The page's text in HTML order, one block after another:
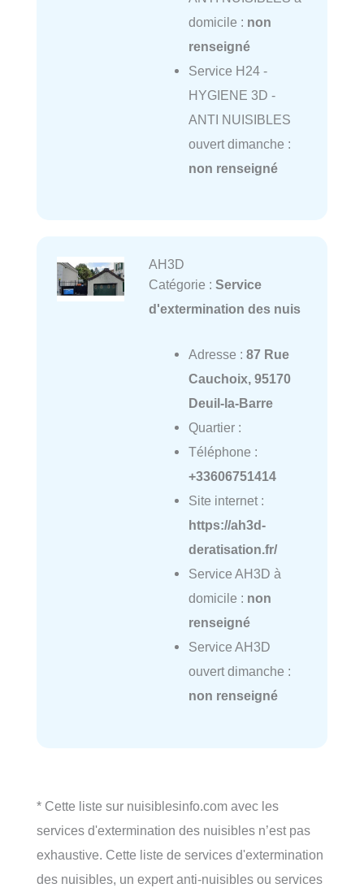
domicile : non
renseigné
Service H24 -
HYGIENE 3D -
ANTI NUISIBLES
ouvert dimanche :
non renseigné
AH3D
Catégorie : Service
d'extermination des nuis
Adresse : 87 Rue
Cauchoix, 95170
Deuil-la-Barre
Quartier :
Téléphone :
+33606751414
Site internet :
https://ah3d-
deratisation.fr/
Service AH3D à
domicile : non
renseigné
Service AH3D
ouvert dimanche :
non renseigné
* Cette liste sur nuisiblesinfo.com avec les
services d'extermination des nuisibles n’est pas
exhaustive. Cette liste de services d'extermination
des nuisibles, un expert anti-nuisibles ou services